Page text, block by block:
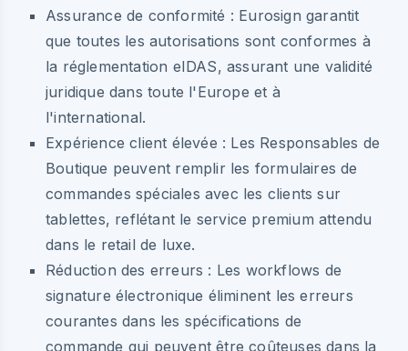
Assurance de conformité : Eurosign garantit
que toutes les autorisations sont conformes à
la réglementation eIDAS, assurant une validité
juridique dans toute l'Europe et à
l'international.
Expérience client élevée : Les Responsables de
Boutique peuvent remplir les formulaires de
commandes spéciales avec les clients sur
tablettes, reflétant le service premium attendu
dans le retail de luxe.
Réduction des erreurs : Les workflows de
signature électronique éliminent les erreurs
courantes dans les spécifications de
commande qui peuvent être coûteuses dans la